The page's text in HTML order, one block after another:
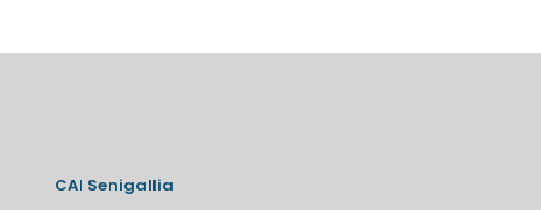
CAI Senigallia